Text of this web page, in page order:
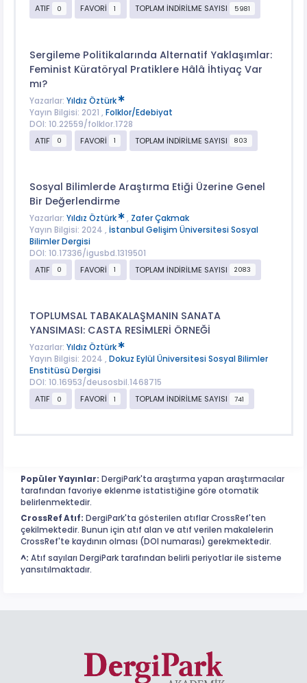
ATIF
0 FAVORİ 1 TOPLAM İNDİRİLME SAYISI 5981
Sergileme Politikalarında Alternatif Yaklaşımlar:
Feminist Küratöryal Pratiklere Hâlâ İhtiyaç Var
mı?
Yazarlar: Yıldız Öztürk
Yayın Bilgisi: 2021 , Folklor/Edebiyat
DOI: 10.22559/folklor.1728
ATIF
0 FAVORİ 1 TOPLAM İNDİRİLME SAYISI 803
Sosyal Bilimlerde Araştırma Etiği Üzerine Genel
Bir Değerlendirme
Yazarlar: Yıldız Öztürk , Zafer Çakmak
Yayın Bilgisi: 2024 , İstanbul Gelişim Üniversitesi Sosyal
Bilimler Dergisi
DOI: 10.17336/igusbd.1319501
ATIF
0 FAVORİ 1 TOPLAM İNDİRİLME SAYISI 2083
TOPLUMSAL TABAKALAŞMANIN SANATA
YANSIMASI: CASTA RESİMLERİ ÖRNEĞİ
Yazarlar: Yıldız Öztürk
Yayın Bilgisi: 2024 , Dokuz Eylül Üniversitesi Sosyal Bilimler
Enstitüsü Dergisi
DOI: 10.16953/deusosbil.1468715
ATIF
0 FAVORİ 1 TOPLAM İNDİRİLME SAYISI 741
Popüler Yayınlar: DergiPark'ta araştırma yapan araştırmacılar
tarafından favoriye eklenme istatistiğine göre otomatik
belirlenmektedir.
CrossRef Atıf: DergiPark'ta gösterilen atıflar CrossRef'ten
çekilmektedir. Bunun için atıf alan ve atıf verilen makalelerin
CrossRef'te kaydının olması (DOI numarası) gerekmektedir.
^: Atıf sayıları DergiPark tarafından belirli periyotlar ile sisteme
yansıtılmaktadır.